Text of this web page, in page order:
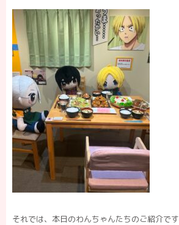
それでは、本日のわんちゃんたちのご紹介です